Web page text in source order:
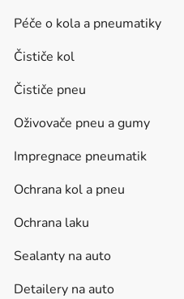
Péče o kola a pneumatiky
Čističe kol
Čističe pneu
Oživovače pneu a gumy
Impregnace pneumatik
Ochrana kol a pneu
Ochrana laku
Sealanty na auto
Detailery na auto